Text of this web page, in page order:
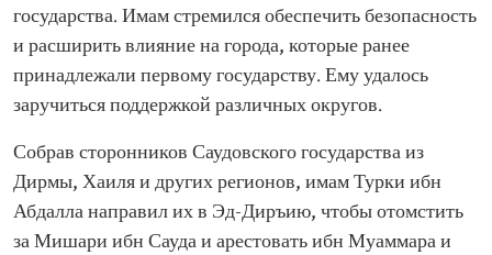
государства. Имам стремился обеспечить безопасность
и расширить влияние на города, которые ранее
принадлежали первому государству. Ему удалось
заручиться поддержкой различных округов.
Собрав сторонников Саудовского государства из
Дирмы, Хаиля и других регионов, имам Турки ибн
Абдалла направил их в Эд-Диръию, чтобы отомстить
за Мишари ибн Сауда и арестовать ибн Муаммара и